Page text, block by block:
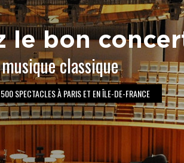
le bon
classique
SPECTACLES À PARIS ET EN ÎLE-DE-FRANCE